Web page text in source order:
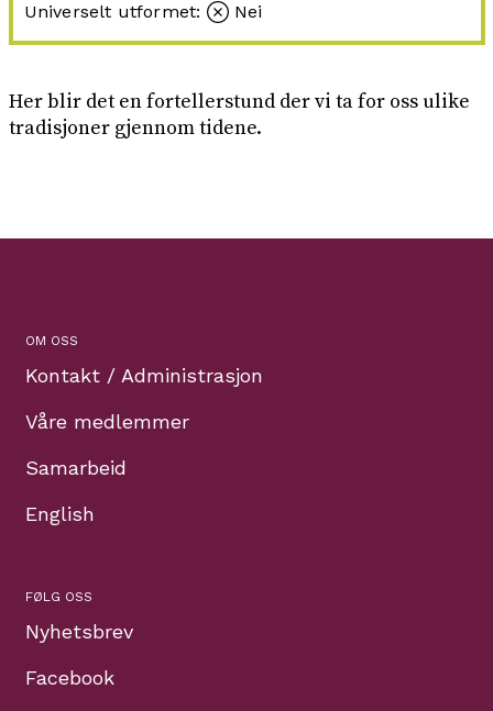
Universelt utformet: Nei
Her blir det en fortellerstund der vi ta for oss ulike
tradisjoner gjennom tidene.
OM OSS
Kontakt / Administrasjon
Våre medlemmer
Samarbeid
English
FØLG OSS
Nyhetsbrev
Facebook